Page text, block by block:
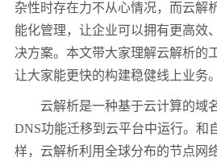
杂性时存在力不从心情况，而云解
能化管理，让企业可以拥有更高效
决方案。本文带大家理解云解析的
让大家能更快的构建稳健线上业务。
云解析是一种基于云计算的域
DNS功能迁移到云平台中运行。和
样，云解析利用全球分布的节点网